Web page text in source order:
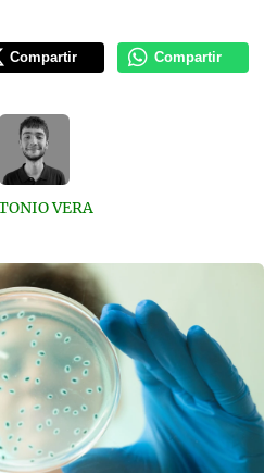
Compartir Compartir
VERA